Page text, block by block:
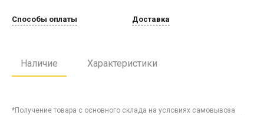
Способы оплаты Доставка
Наличие Характеристики
*Получение товара с основного склада на условиях самовывоза